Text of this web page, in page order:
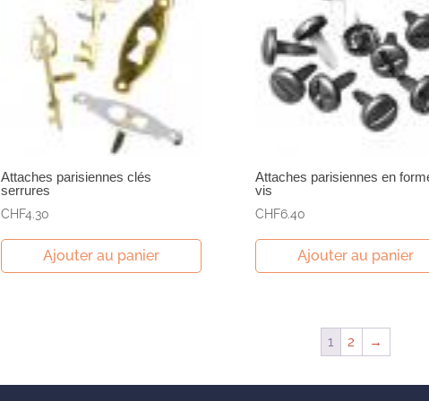
Attaches parisiennes clés
serrures
CHF4.30
Ajouter au panier
Attaches parisiennes en
vis
CHF6.40
Ajouter au panier
1 2 →